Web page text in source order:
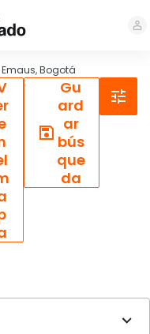
Bogotá
Gu
ard
ar
bús
que
da